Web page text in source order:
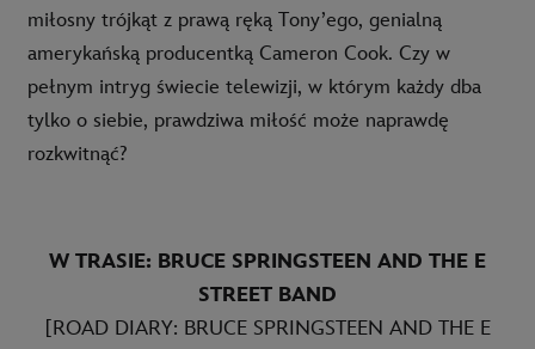
miłosny trójkąt z prawą ręką Tony’ego, genialną
amerykańską producentką Cameron Cook. Czy w
pełnym intryg świecie telewizji, w którym każdy dba
tylko o siebie, prawdziwa miłość może naprawdę
rozkwitnąć?
W TRASIE: BRUCE SPRINGSTEEN AND THE E
STREET BAND
[ROAD DIARY: BRUCE SPRINGSTEEN AND THE E